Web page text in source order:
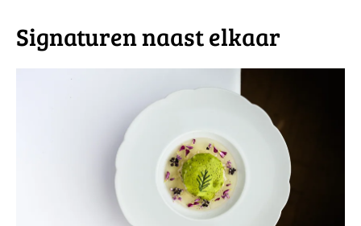
​Signaturen naast elkaar